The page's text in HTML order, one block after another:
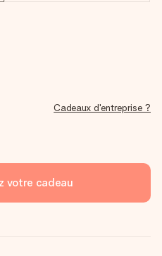
Cadeaux d'entreprise ?
votre cadeau